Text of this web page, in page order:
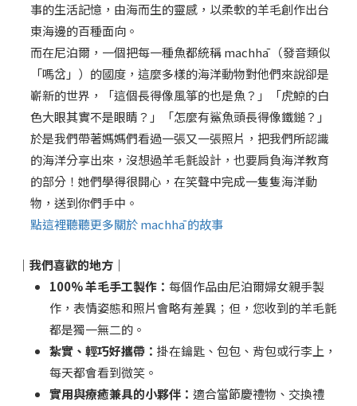
事的生活記憶，由海而生的靈感，以柔軟的羊毛創作出台
東海邊的百種面向。
而在尼泊爾，一個把每一種魚都統稱 machhā （發音類似
「嗎岔」）的國度，這麼多樣的海洋動物對他們來說卻是
嶄新的世界，「這個長得像風箏的也是魚？」「虎鯨的白
色大眼其實不是眼睛？」「怎麼有鯊魚頭長得像鐵鎚？」
於是我們帶著媽媽們看過一張又一張照片，把我們所認識
的海洋分享出來，沒想過羊毛氈設計，也要肩負海洋教育
的部分！她們學得很開心，在笑聲中完成一隻隻海洋動
物，送到你們手中。
點這裡聽聽更多關於 machhā 的故事
｜我們喜歡的地方｜
100% 羊毛手工製作： 每個作品由尼泊爾婦女親手製
作，表情姿態和照片會略有差異；但，您收到的羊毛氈
都是獨一無二的。
紮實、輕巧好攜帶： 掛在鑰匙、包包、背包或行李上，
每天都會看到微笑。
實用與療癒兼具的小夥伴： 適合當節慶禮物、交換禮